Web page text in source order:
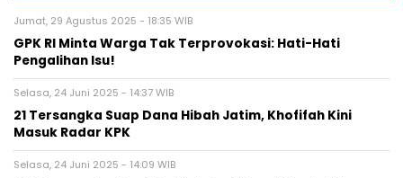
Jumat, 29 Agustus 2025 - 18:35 WIB
GPK RI Minta Warga Tak Terprovokasi: Hati-Hati
Pengalihan Isu!
Selasa, 24 Juni 2025 - 14:37 WIB
21 Tersangka Suap Dana Hibah Jatim, Khofifah Kini
Masuk Radar KPK
Selasa, 24 Juni 2025 - 14:09 WIB